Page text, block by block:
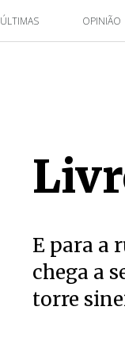
ÚLTIMAS OPINIÃO
E para a
chega a
torre